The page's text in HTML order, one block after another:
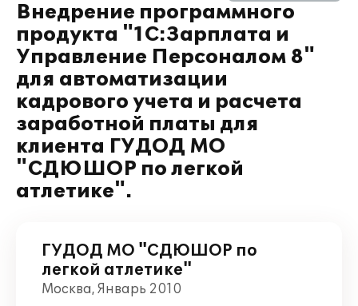
Внедрение программного
продукта "1С:Зарплата и
Управление Персоналом 8"
для автоматизации
кадрового учета и расчета
заработной платы для
клиента ГУДОД МО
"СДЮШОР по легкой
атлетике".
ГУДОД МО "СДЮШОР по
легкой атлетике"
Москва, Январь 2010